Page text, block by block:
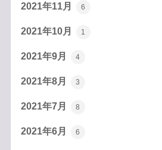
2021年11月 6
2021年10月 1
2021年9月 4
2021年8月 3
2021年7月 8
2021年6月 6